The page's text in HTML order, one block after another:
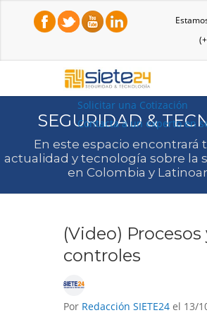
Solicitar una Cotización
Contacta a un experto en
SEGURIDAD &
En este espacio encontrará
actualidad y tecnología sobre la
en Colombia y
(Video) Procesos
controles
Por Redacción SIETE24 el 13/